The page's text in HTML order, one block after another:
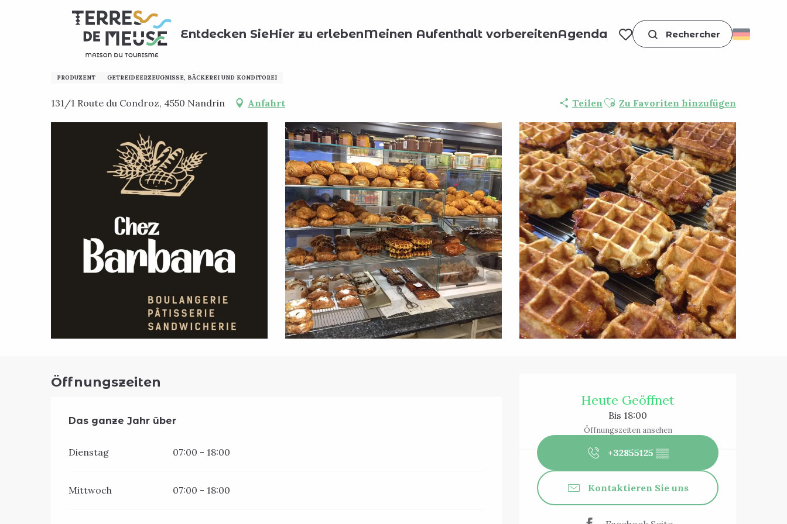
Voir les favoris
Suche
Entdecken SieHier zu erlebenMeinen Aufenthalt vorbereitenAgenda
Home Entdecken Sie Hinweis für Amateure!
Boulangerie Chez Barbara
PRODUZENT GETREIDEERZEUGNISSE, BÄCKEREI UND KONDITOREI
131/1 Route du Condroz, 4550 Nandrin Anfahrt Teilen Ajouter aux favoris
Zu Favoriten hinzufügen
Öffnungszeiten
Heute Geöffnet
Bis 18:00
Öffnungszeiten ansehen
+32855125 ▒▒
Kontaktieren Sie uns
Öffnungszeiten
Das ganze Jahr über
Das ganze Jahr über
Dienstag 07:00 - 18:00
Mittwoch 07:00 - 18:00